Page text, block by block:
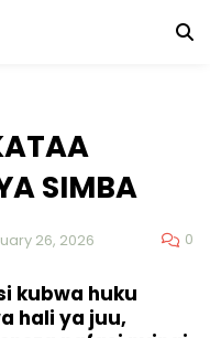
SIMBA
26, 2026 0
kubwa huku
hali ya juu,